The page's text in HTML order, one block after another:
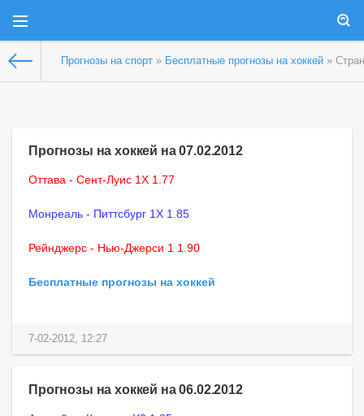
Прогнозы на спорт » Бесплатные прогнозы на хоккей »
Прогнозы на хоккей на 07.02.2012
Оттава - Сент-Луис 1X 1.77
Монреаль - Питтсбург 1X 1.85
Рейнджерс - Нью-Джерси 1 1.90
Бесплатные прогнозы на хоккей
7-02-2012, 12:27
Прогнозы на хоккей на 06.02.2012